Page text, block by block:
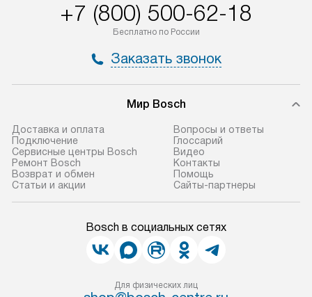
+7 (800) 500-62-18
Бесплатно по России
Заказать звонок
Мир Bosch
Доставка и оплата
Подключение
Сервисные центры Bosch
Ремонт Bosch
Возврат и обмен
Статьи и акции
Вопросы и ответы
Глоссарий
Видео
Контакты
Помощь
Сайты-партнеры
Bosch в социальных сетях
Для физических лиц